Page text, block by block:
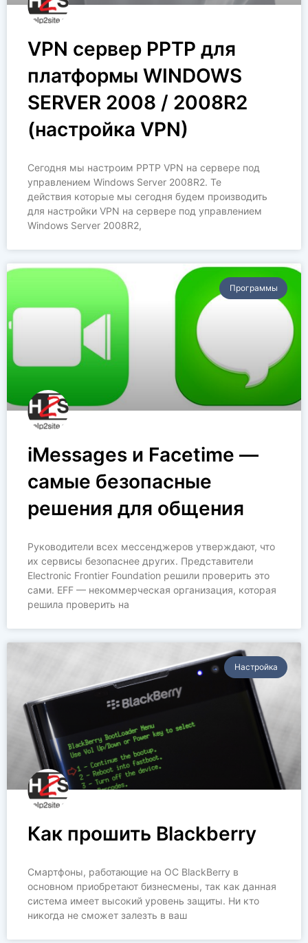
VPN сервер PPTP для
платформы WINDOWS
SERVER 2008 / 2008R2
(настройка VPN)
Сегодня мы настроим PPTP VPN на сервере под
управлением Windows Server 2008R2. Те
действия которые мы сегодня будем производить
для настройки VPN на сервере под управлением
Windows Server 2008R2,
Программы
iMessages и Facetime —
самые безопасные
решения для общения
Руководители всех мессенджеров утверждают, что
их сервисы безопаснее других. Представители
Electronic Frontier Foundation решили проверить это
сами. EFF — некоммерческая организация, которая
решила проверить на
Настройка
Как прошить Blackberry
Смартфоны, работающие на ОС BlackBerry в
основном приобретают бизнесмены, так как данная
система имеет высокий уровень защиты. Ни кто
никогда не сможет залезть в ваш